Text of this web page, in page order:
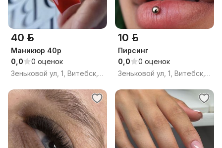
40 р.
Маникюр 40р
0,0
0 оценок
Зеньковой ул, 1, Витебск, Витебская область
10 р.
Пирсинг
0,0
0 оценок
Зеньковой ул, 1, Витебск, Витебская область